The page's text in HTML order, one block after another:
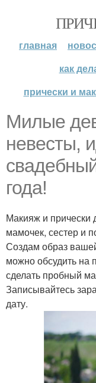
главная
как
прически и
Милые
невесты,
года!
Макияж и прически
мамочек, сестер и
Создам образ
можно обсудить на
сделать пробный
Записывайтесь
дату.